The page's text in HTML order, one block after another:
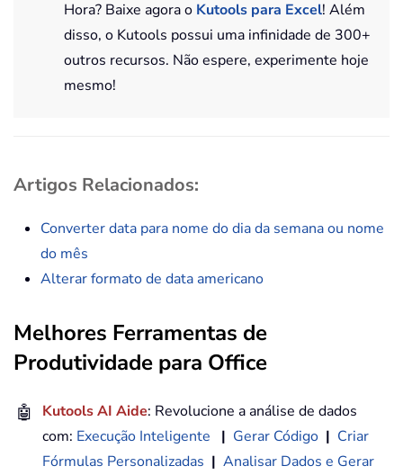
Hora? Baixe agora o Kutools para Excel! Além
disso, o Kutools possui uma infinidade de 300+
outros recursos. Não espere, experimente hoje
mesmo!
Artigos Relacionados:
Converter data para nome do dia da semana ou nome
do mês
Alterar formato de data americano
Melhores Ferramentas de
Produtividade para Office
🤖 Kutools AI Aide: Revolucione a análise de dados
com: Execução Inteligente | Gerar Código | Criar
Fórmulas Personalizadas | Analisar Dados e Gerar